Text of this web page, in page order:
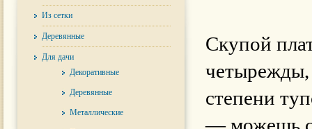
Из сетки
Деревянные
Для дачи
Декоративные
Деревянные
Металлические
Скупой
четырежды,
степени